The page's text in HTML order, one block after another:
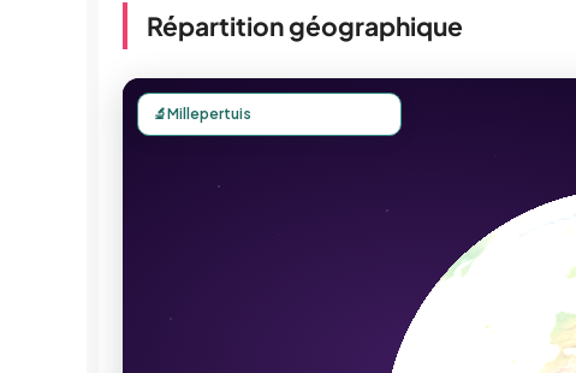
Répartition géographique